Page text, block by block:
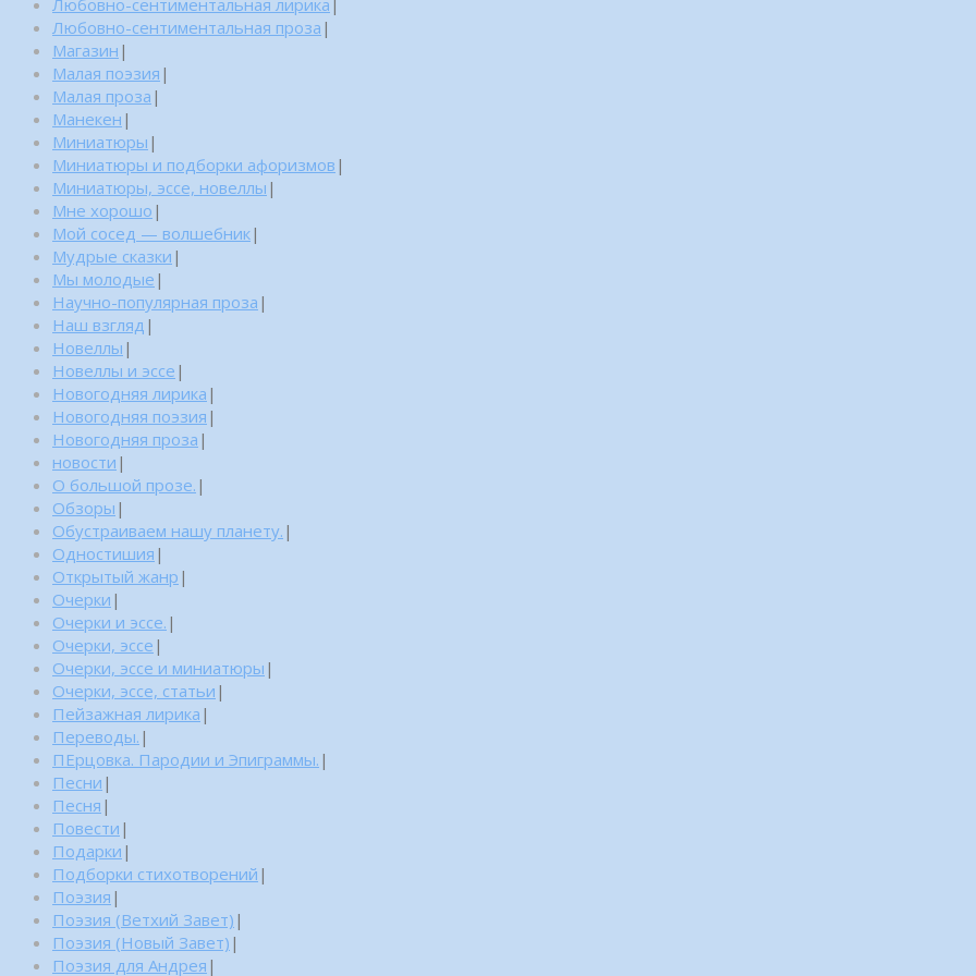
Любовно-сентиментальная проза |
Магазин |
Малая поэзия |
Малая проза |
Манекен |
Миниатюры |
Миниатюры и подборки афоризмов |
Миниатюры, эссе, новеллы |
Мне хорошо |
Мой сосед — волшебник|
Мудрые сказки |
Мы молодые |
Научно-популярная проза |
Наш взгляд |
Новеллы |
Новеллы и эссе |
Новогодняя лирика |
Новогодняя поэзия |
Новогодняя проза |
новости |
О большой прозе. |
Обзоры |
Обустраиваем нашу планету. |
Одностишия |
Открытый жанр |
Очерки |
Очерки и эссе. |
Очерки, эссе |
Очерки, эссе и миниатюры |
Очерки, эссе, статьи |
Пейзажная лирика |
Переводы. |
ПЕрцовка. Пародии и Эпиграммы. |
Песни |
Песня |
Повести |
Подарки |
Подборки стихотворений |
Поэзия |
Поэзия (Ветхий Завет) |
Поэзия (Новый Завет) |
Поэзия для Андрея |